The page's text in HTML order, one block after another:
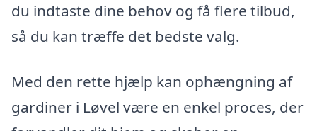
du indtaste dine behov og få flere tilbud,
så du kan træffe det bedste valg.
Med den rette hjælp kan ophængning af
gardiner i Løvel være en enkel proces, der